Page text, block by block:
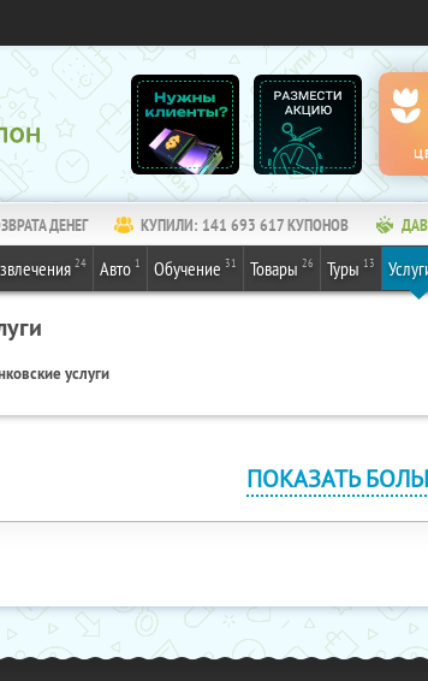
ДЕНЕГ КУПИЛИ: 141 693 617КУПОНОВ
24 Авто 1 Обучение 31 Товары 26 Туры 13
услуги
ПОКАЗАТЬ